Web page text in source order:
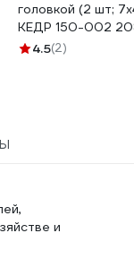
головкой (2 шт;
КЕДР 150-002
4.5(2)
и